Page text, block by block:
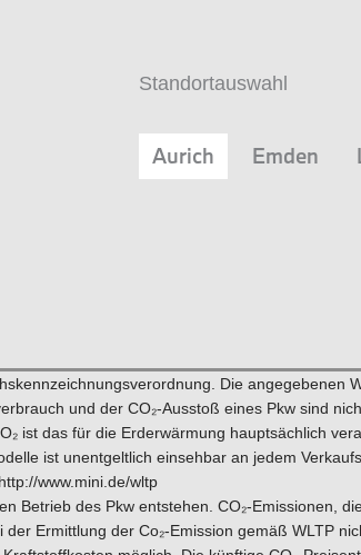
Standortauswahl
Aurich Emden
Die
und der CO₂-Ausstoß eines Pkw sind
ist das für die Erderwärmung hauptsächlich
ist unentgeltlich einsehbar an jedem
www.mini.de/wltp
Betrieb des Pkw entstehen. CO₂-Emissionen,
Ermittlung der Co₂-Emission gemäß WLTP